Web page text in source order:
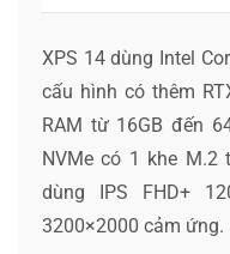
XPS 14 dùng Intel
cấu hình có thêm
RAM từ 16GB đến
NVMe có 1 khe M.2
dùng IPS FHD+
3200×2000 cảm ứng.